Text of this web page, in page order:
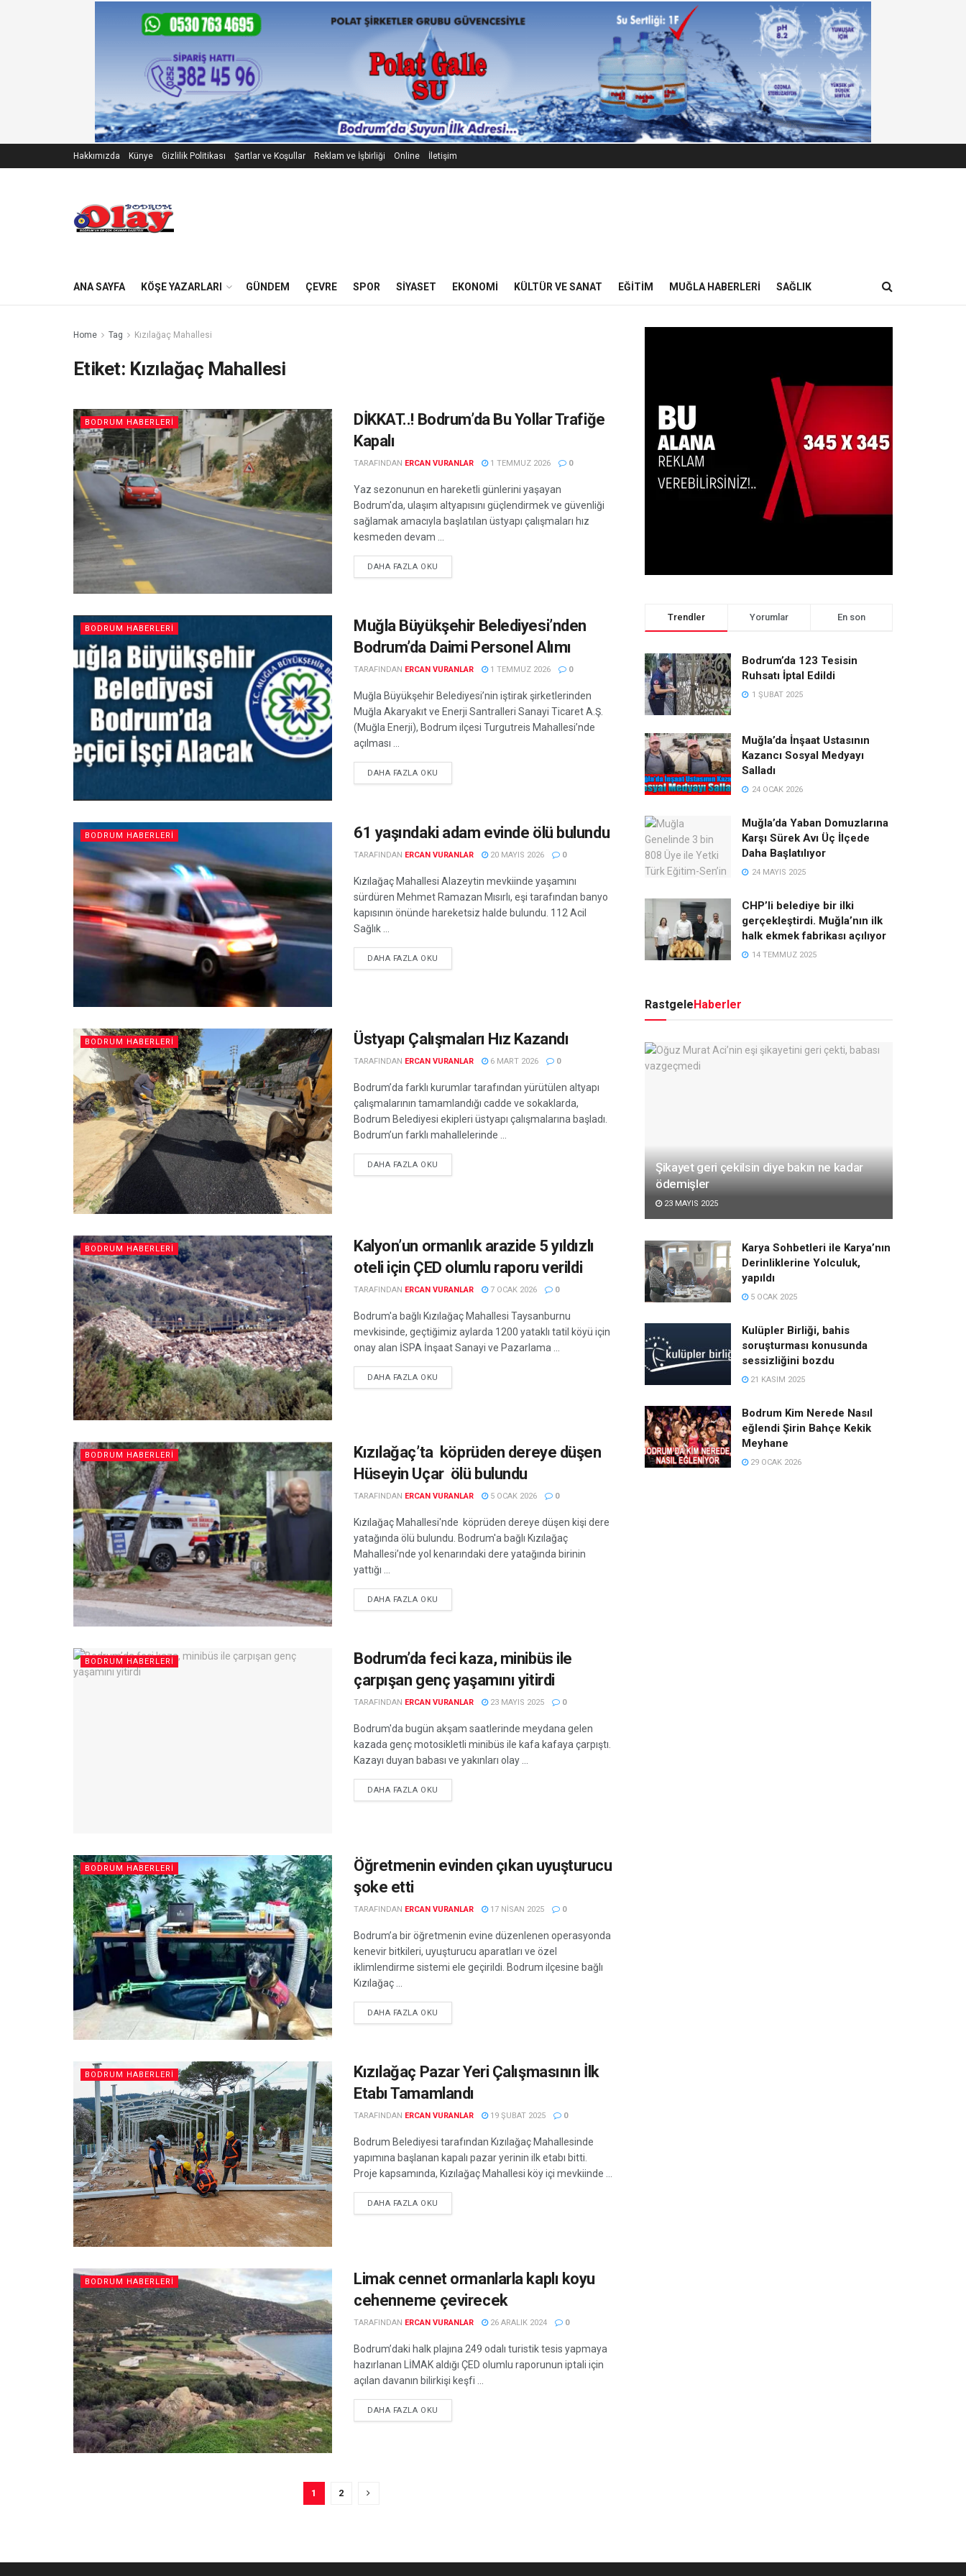
Hakkımızda Künye Gizlilik Politikası Şartlar ve Koşullar Reklam ve İşbirliği Online İletişim
ANA SAYFA KÖŞE YAZARLARI GÜNDEM ÇEVRE SPOR SIYASET EKONOMI KÜLTÜR VE SANAT EĞITIM MUĞLA HABERLERI SAĞLIK
Home Tag Kızılağaç Mahallesi
Etiket: Kızılağaç Mahallesi
BODRUM HABERLERI
DİKKAT..! Bodrum’da Bu Yollar Trafiğe
Kapalı
TARAFINDAN ERCAN VURANLAR 1 TEMMUZ 2026 0
Yaz sezonunun en hareketli günlerini yaşayan
Bodrum'da, ulaşım altyapısını güçlendirmek ve güvenliği
sağlamak amacıyla başlatılan üstyapı çalışmaları hız
kesmeden devam ...
DAHA FAZLA OKU
BODRUM HABERLERI
Muğla Büyükşehir Belediyesi’nden
Bodrum’da Daimi Personel Alımı
TARAFINDAN ERCAN VURANLAR 1 TEMMUZ 2026 0
Muğla Büyükşehir Belediyesi’nin iştirak şirketlerinden
Muğla Akaryakıt ve Enerji Santralleri Sanayi Ticaret A.Ş.
(Muğla Enerji), Bodrum ilçesi Turgutreis Mahallesi’nde
açılması ...
DAHA FAZLA OKU
BODRUM HABERLERI 61 yaşındaki adam evinde ölü bulundu
TARAFINDAN ERCAN VURANLAR 20 MAYIS 2026 0
Kızılağaç Mahallesi Alazeytin mevkiinde yaşamını
sürdüren Mehmet Ramazan Mısırlı, eşi tarafından banyo
kapısının önünde hareketsiz halde bulundu. 112 Acil
Sağlık ...
DAHA FAZLA OKU
BODRUM HABERLERI Üstyapı Çalışmaları Hız Kazandı
TARAFINDAN ERCAN VURANLAR 6 MART 2026 0
Bodrum’da farklı kurumlar tarafından yürütülen altyapı
çalışmalarının tamamlandığı cadde ve sokaklarda,
Bodrum Belediyesi ekipleri üstyapı çalışmalarına başladı.
Bodrum’un farklı mahallelerinde ...
DAHA FAZLA OKU
BODRUM HABERLERI
Kalyon’un ormanlık arazide 5 yıldızlı
oteli için ÇED olumlu raporu verildi
TARAFINDAN ERCAN VURANLAR 7 OCAK 2026 0
Bodrum'a bağlı Kızılağaç Mahallesi Taysanburnu
mevkisinde, geçtiğimiz aylarda 1200 yataklı tatil köyü için
onay alan İSPA İnşaat Sanayi ve Pazarlama ...
DAHA FAZLA OKU
BODRUM HABERLERI
Kızılağaç’ta köprüden dereye düşen
Hüseyin Uçar ölü bulundu
TARAFINDAN ERCAN VURANLAR 5 OCAK 2026 0
Kızılağaç Mahallesi'nde köprüden dereye düşen kişi dere
yatağında ölü bulundu. Bodrum'a bağlı Kızılağaç
Mahallesi’nde yol kenarındaki dere yatağında birinin
yattığı ...
DAHA FAZLA OKU
BODRUM HABERLERI
Bodrum’da feci kaza, minibüs ile
çarpışan genç yaşamını yitirdi
TARAFINDAN ERCAN VURANLAR 23 MAYIS 2025 0
Bodrum'da bugün akşam saatlerinde meydana gelen
kazada genç motosikletli minibüs ile kafa kafaya çarpıştı.
Kazayı duyan babası ve yakınları olay ...
DAHA FAZLA OKU
BODRUM HABERLERI
Öğretmenin evinden çıkan uyuşturucu
şoke etti
TARAFINDAN ERCAN VURANLAR 17 NISAN 2025 0
Bodrum’a bir öğretmenin evine düzenlenen operasyonda
kenevir bitkileri, uyuşturucu aparatları ve özel
iklimlendirme sistemi ele geçirildi. Bodrum ilçesine bağlı
Kızılağaç ...
DAHA FAZLA OKU
BODRUM HABERLERI
Kızılağaç Pazar Yeri Çalışmasının İlk
Etabı Tamamlandı
TARAFINDAN ERCAN VURANLAR 19 ŞUBAT 2025 0
Bodrum Belediyesi tarafından Kızılağaç Mahallesinde
yapımına başlanan kapalı pazar yerinin ilk etabı bitti.
Proje kapsamında, Kızılağaç Mahallesi köy içi mevkiinde ...
DAHA FAZLA OKU
BODRUM HABERLERI
Limak cennet ormanlarla kaplı koyu
cehenneme çevirecek
TARAFINDAN ERCAN VURANLAR 26 ARALIK 2024 0
Bodrum’daki halk plajına 249 odalı turistik tesis yapmaya
hazırlanan LİMAK aldığı ÇED olumlu raporunun iptali için
açılan davanın bilirkişi keşfi ...
DAHA FAZLA OKU
1 2
Trendler Yorumlar En son
Bodrum’da 123 Tesisin
Ruhsatı İptal Edildi
1 ŞUBAT 2025
Muğla’da İnşaat Ustasının
Kazancı Sosyal Medyayı
Salladı
24 OCAK 2026
Muğla’da Yaban Domuzlarına
Karşı Sürek Avı Üç İlçede
Daha Başlatılıyor
24 MAYIS 2025
CHP’li belediye bir ilki
gerçekleştirdi. Muğla’nın ilk
halk ekmek fabrikası açılıyor
14 TEMMUZ 2025
RastgeleHaberler
Şikayet geri çekilsin diye bakın ne kadar
ödemişler
23 MAYIS 2025
Karya Sohbetleri ile Karya’nın
Derinliklerine Yolculuk,
yapıldı
5 OCAK 2025
Kulüpler Birliği, bahis
soruşturması konusunda
sessizliğini bozdu
21 KASIM 2025
Bodrum Kim Nerede Nasıl
eğlendi Şirin Bahçe Kekik
Meyhane
29 OCAK 2026